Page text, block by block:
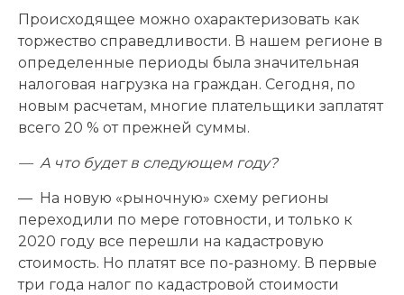
Происходящее можно охарактеризовать как
торжество справедливости. В нашем регионе в
определенные периоды была значительная
налоговая нагрузка на граждан. Сегодня, по
новым расчетам, многие плательщики заплатят
всего 20 % от прежней суммы.
— А что будет в следующем году?
— На новую «рыночную» схему регионы
переходили по мере готовности, и только к
2020 году все перешли на кадастровую
стоимость. Но платят все по-разному. В первые
три года налог по кадастровой стоимости